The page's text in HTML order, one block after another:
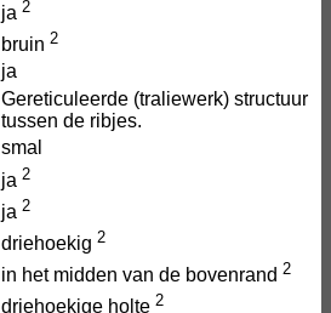
ja 2
bruin 2
ja
Gereticuleerde (traliewerk) structuur
tussen de ribjes.
smal
ja 2
ja 2
driehoekig 2
in het midden van de bovenrand 2
driehoekige holte 2